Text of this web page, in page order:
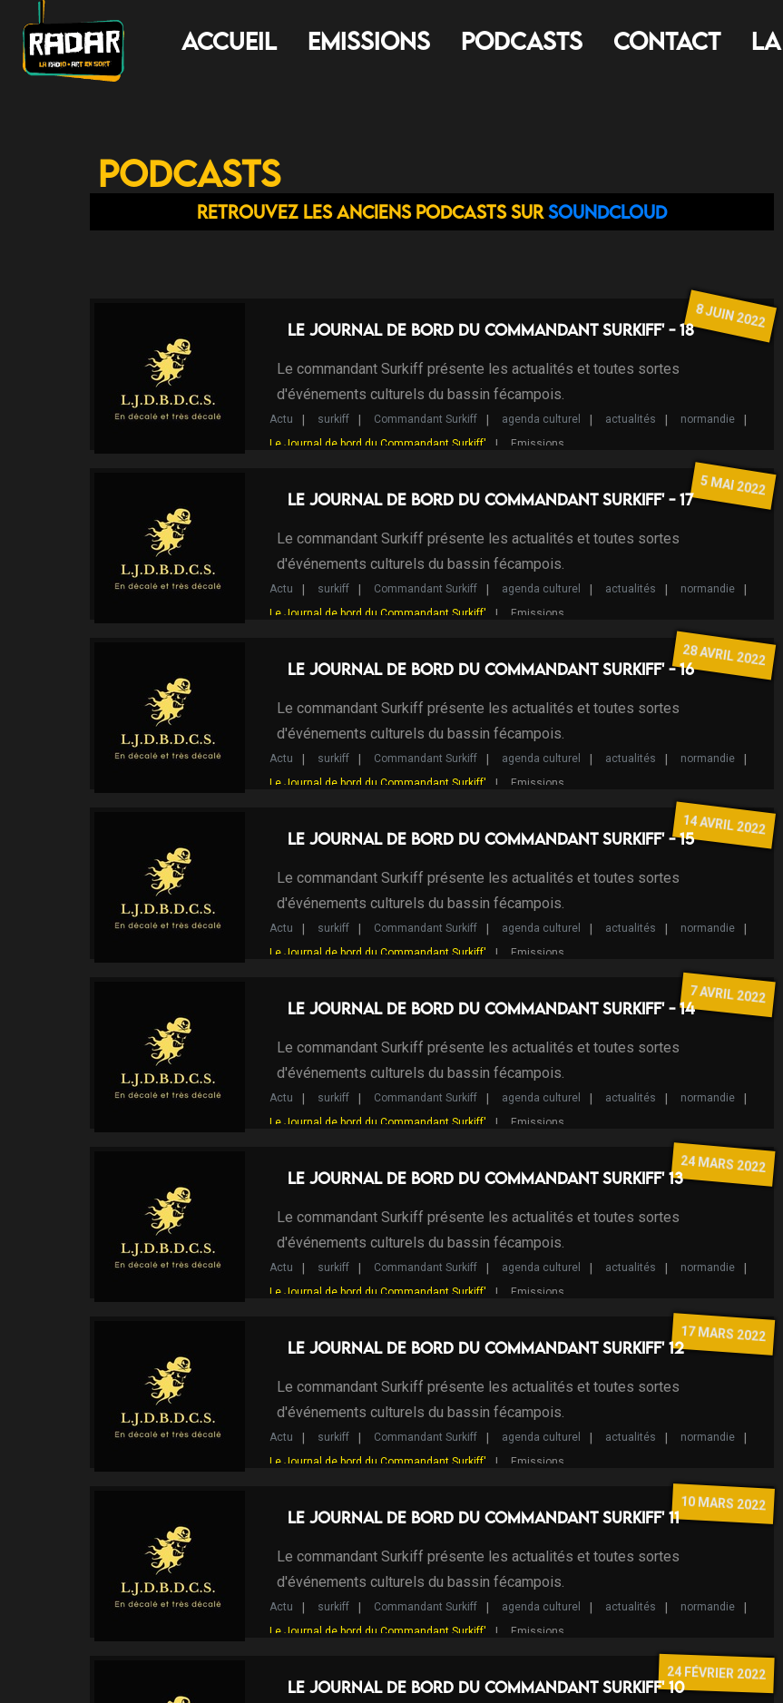
Accueil Emissions Podcasts Contact LA
Podcasts
Retrouvez les anciens podcasts sur Soundcloud
8 JUIN 2022
Le journal de bord du commandant Surkiff' - 18
Le commandant Surkiff présente les actualités et toutes sortes
d'événements culturels du bassin fécampois.
Actu surkiff Commandant Surkiff agenda culturel actualités
normandie
Le Journal de bord du Commandant Surkiff'
Emissions
5 MAI 2022
Le Journal de bord du Commandant Surkiff' - 17
Le commandant Surkiff présente les actualités et toutes sortes
d'événements culturels du bassin fécampois.
Actu surkiff Commandant Surkiff agenda culturel actualités
normandie
Le Journal de bord du Commandant Surkiff'
Emissions
28 AVRIL 2022
Le Journal de bord du Commandant Surkiff' - 16
Le commandant Surkiff présente les actualités et toutes sortes
d'événements culturels du bassin fécampois.
Actu surkiff Commandant Surkiff agenda culturel actualités
normandie
Le Journal de bord du Commandant Surkiff'
Emissions
14 AVRIL 2022
Le Journal de bord du Commandant Surkiff' - 15
Le commandant Surkiff présente les actualités et toutes sortes
d'événements culturels du bassin fécampois.
Actu surkiff Commandant Surkiff agenda culturel actualités
normandie
Le Journal de bord du Commandant Surkiff'
Emissions
7 AVRIL 2022
Le Journal de bord du Commandant Surkiff' - 14
Le commandant Surkiff présente les actualités et toutes sortes
d'événements culturels du bassin fécampois.
Actu surkiff Commandant Surkiff agenda culturel actualités
normandie
Le Journal de bord du Commandant Surkiff'
Emissions
24 MARS 2022
Le Journal de bord du Commandant Surkiff' 13
Le commandant Surkiff présente les actualités et toutes sortes
d'événements culturels du bassin fécampois.
Actu surkiff Commandant Surkiff agenda culturel actualités
normandie
Le Journal de bord du Commandant Surkiff'
Emissions
17 MARS 2022
Le Journal de bord du Commandant Surkiff' 12
Le commandant Surkiff présente les actualités et toutes sortes
d'événements culturels du bassin fécampois.
Actu surkiff Commandant Surkiff agenda culturel actualités
normandie
Le Journal de bord du Commandant Surkiff'
Emissions
10 MARS 2022
Le Journal de bord du Commandant Surkiff' 11
Le commandant Surkiff présente les actualités et toutes sortes
d'événements culturels du bassin fécampois.
Actu surkiff Commandant Surkiff agenda culturel actualités
normandie
Le Journal de bord du Commandant Surkiff'
Emissions
24 FÉVRIER 2022
Le Journal de bord du Commandant Surkiff' 10